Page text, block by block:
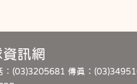
訊網
：(03)3205681 傳真：